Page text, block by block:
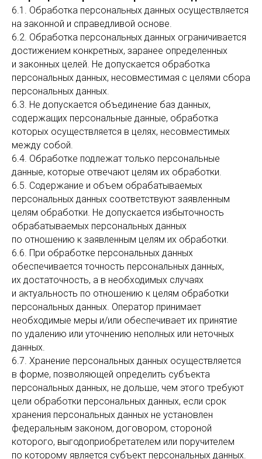
6.1. Обработка персональных данных осуществляется
на законной и справедливой основе.
6.2. Обработка персональных данных ограничивается
достижением конкретных, заранее определенных
и законных целей. Не допускается обработка
персональных данных, несовместимая с целями сбора
персональных данных.
6.3. Не допускается объединение баз данных,
содержащих персональные данные, обработка
которых осуществляется в целях, несовместимых
между собой.
6.4. Обработке подлежат только персональные
данные, которые отвечают целям их обработки.
6.5. Содержание и объем обрабатываемых
персональных данных соответствуют заявленным
целям обработки. Не допускается избыточность
обрабатываемых персональных данных
по отношению к заявленным целям их обработки.
6.6. При обработке персональных данных
обеспечивается точность персональных данных,
их достаточность, а в необходимых случаях
и актуальность по отношению к целям обработки
персональных данных. Оператор принимает
необходимые меры и/или обеспечивает их принятие
по удалению или уточнению неполных или неточных
данных.
6.7. Хранение персональных данных осуществляется
в форме, позволяющей определить субъекта
персональных данных, не дольше, чем этого требуют
цели обработки персональных данных, если срок
хранения персональных данных не установлен
федеральным законом, договором, стороной
которого, выгодоприобретателем или поручителем
по которому является субъект персональных данных.